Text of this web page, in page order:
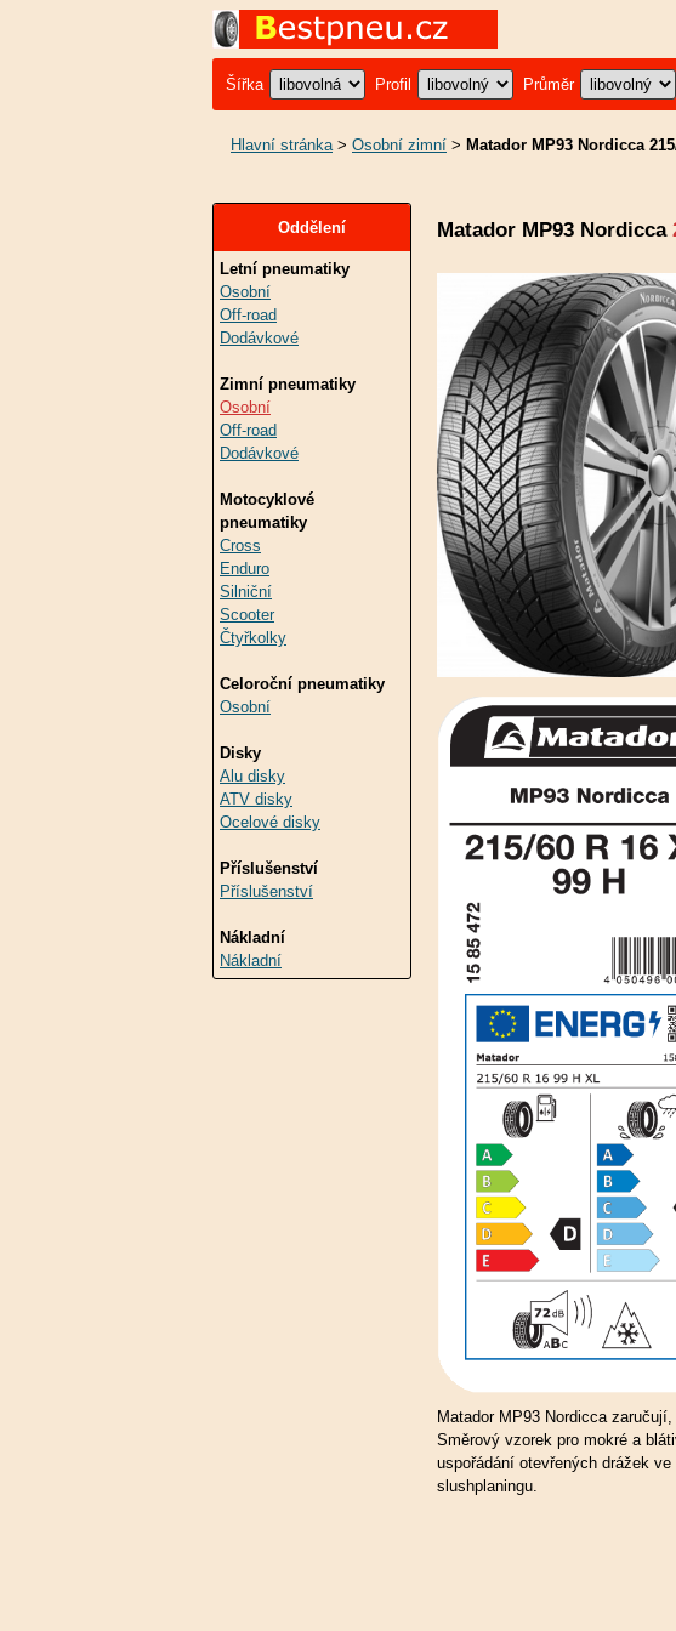
Šířka Profil Průměr
Hlavní stránka> Osobní zimní > Matador MP93 Nordicca
Oddělení
Letní pneumatiky
Osobní
Off-road
Dodávkové
Zimní pneumatiky
Osobní
Off-road
Dodávkové
Motocyklové
pneumatiky
Cross
Enduro
Silniční
Scooter
Čtyřkolky
Celoroční pneumatiky
Osobní
Disky
Alu disky
ATV disky
Ocelové disky
Příslušenství
Příslušenství
Nákladní
Nákladní
Matador MP93 Nordicca
Matador MP93 Nordicca
Směrový vzorek pro mokré a
uspořádání otevřených drážek
slushplaningu.